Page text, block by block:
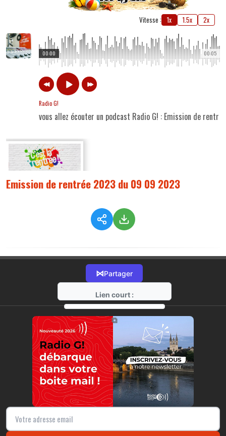
Vitesse : 1x 1.5x 2x
00:05
00:00
Radio G!
vous allez écouter un podcast Radio G! : Emission de
Emission de rentrée 2023 du 09 09 2023
⋈Partager
Lien court :
https://radio-g.fr?15397
⧉